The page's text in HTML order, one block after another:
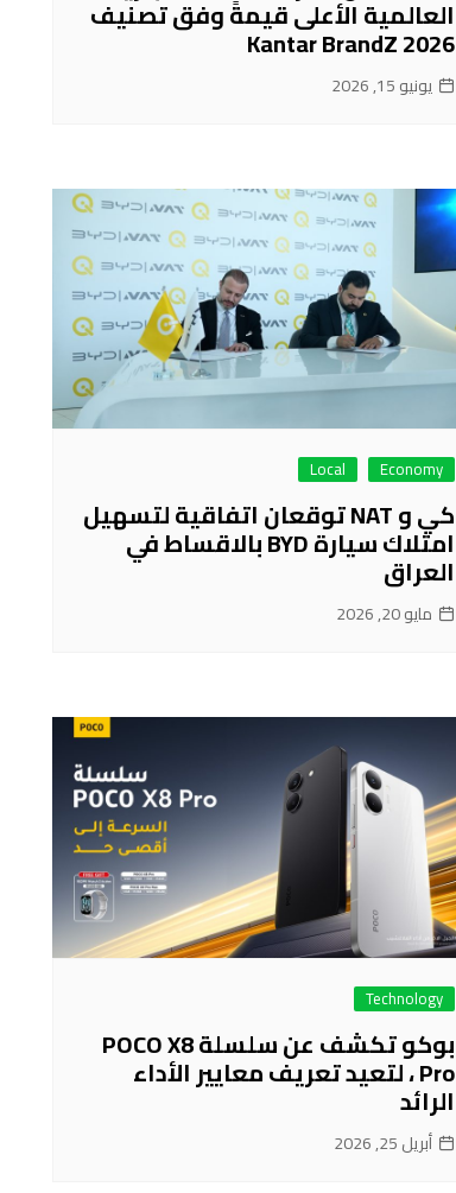
العالمية الأعلى قيمةً وفق تصنيف
Kantar BrandZ 2026
يونيو 15, 2026
Economy
Local
كي و NAT توقعان اتفاقية لتسهيل
امتلاك سيارة BYD بالاقساط في
العراق
مايو 20, 2026
Technology
بوكو تكشف عن سلسلة POCO X8
Pro ، لتعيد تعريف معايير الأداء
الرائد
أبريل 25, 2026